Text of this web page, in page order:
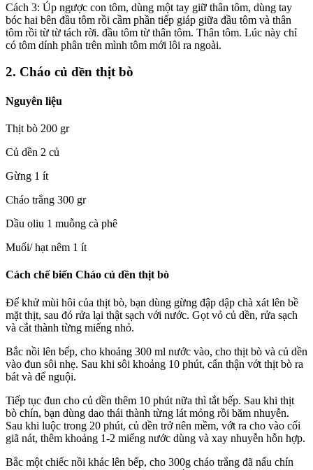
Cách 3: Úp ngược con tôm, dùng một tay giữ thân tôm, dùng tay
bóc hai bên đầu tôm rồi cầm phần tiếp giáp giữa đầu tôm và thân
tôm rồi từ từ tách rời. đầu tôm từ thân tôm. Thân tôm. Lúc này chỉ
có tôm dính phân trên mình tôm mới lôi ra ngoài.
2. Cháo củ dền thịt bò
Nguyên liệu
Thịt bò 200 gr
Củ dền 2 củ
Gừng 1 ít
Cháo trắng 300 gr
Dầu oliu 1 muỗng cà phê
Muối/ hạt nêm 1 ít
Cách chế biến Cháo củ dền thịt bò
Để khử mùi hôi của thịt bò, bạn dùng gừng đập dập chà xát lên bề
mặt thịt, sau đó rửa lại thật sạch với nước. Gọt vỏ củ dền, rửa sạch
và cắt thành từng miếng nhỏ.
Bắc nồi lên bếp, cho khoảng 300 ml nước vào, cho thịt bò và củ dền
vào đun sôi nhẹ. Sau khi sôi khoảng 10 phút, cẩn thận vớt thịt bò ra
bát và để nguội.
Tiếp tục đun cho củ dền thêm 10 phút nữa thì tắt bếp. Sau khi thịt
bò chín, bạn dùng dao thái thành từng lát mỏng rồi băm nhuyễn.
Sau khi luộc trong 20 phút, củ dền trở nên mềm, vớt ra cho vào cối
giã nát, thêm khoảng 1-2 miếng nước dùng và xay nhuyễn hỗn hợp.
Bắc một chiếc nồi khác lên bếp, cho 300g cháo trắng đã nấu chín